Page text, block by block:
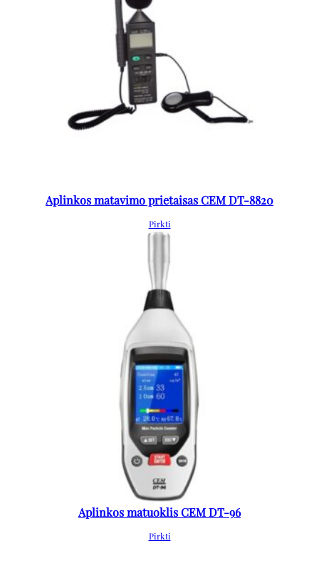
Aplinkos matavimo prietaisas CEM DT-8820
Pirkti
Aplinkos matuoklis CEM DT-96
Pirkti